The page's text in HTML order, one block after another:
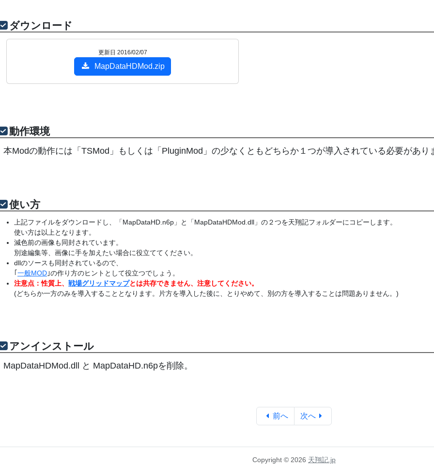
ダウンロード
更新日 2016/02/07
MapDataHDMod.zip
動作環境
本Modの動作には「TSMod」もしくは「PluginMod」の少なくともどちらか１つが導入されている必要があり
使い方
上記ファイルをダウンロードし、「MapDataHD.n6p」と「MapDataHDMod.dll」の２つを天翔記フォルダーにコピーします。
使い方は以上となります。
減色前の画像も同封されています。
別途編集等、画像に手を加えたい場合に役立ててください。
dllのソースも同封されているので、
｢ 一般MOD ｣の作り方のヒントとして役立つでしょう。
注意点：性質上、 戦場グリッドマップとは共存できません、注意してください。
(どちらか一方のみを導入することとなります。片方を導入した後に、とりやめて、別の方を導入することは問題ありません。)
アンインストール
MapDataHDMod.dll と MapDataHD.n6pを削除。
前へ 次へ
Copyright © 2026 天翔記.jp